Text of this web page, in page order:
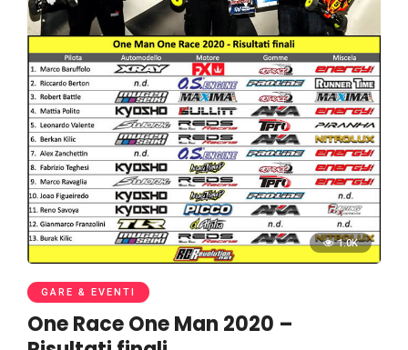
1.0K
GARE & EVENTI
One Race One Man 2020 –